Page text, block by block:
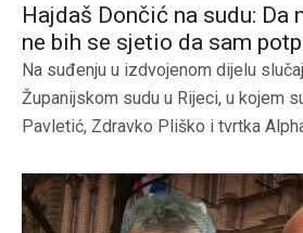
Hajdaš Dončić na sudu: Da
ne bih se sjetio da sam
Na suđenju u izdvojenom dijelu
Županijskom sudu u Rijeci, u kojem
Pavletić, Zdravko Pliško i tvrtka